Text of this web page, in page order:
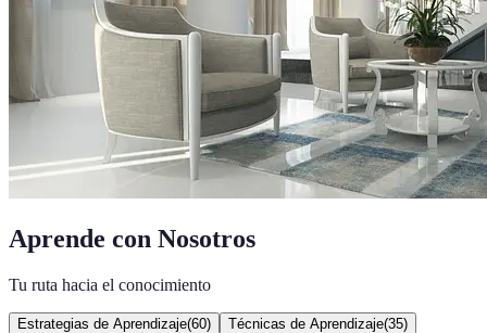
Aprende con Nosotros
Tu ruta hacia el conocimiento
Estrategias de Aprendizaje(60) Técnicas de Aprendizaje(35)